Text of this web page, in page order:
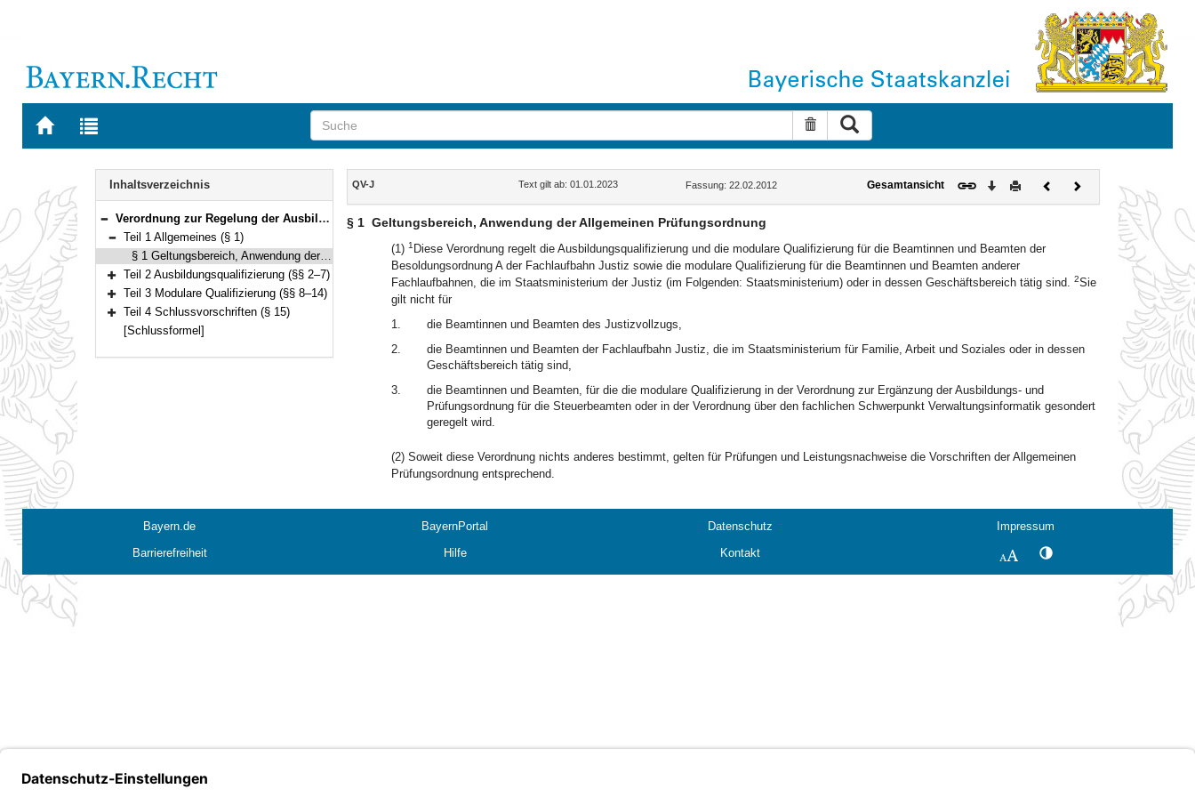
Zur
BAYERN.RECHT
Zur
letzten
Suche zurücksetzen
Navigation
Inhaltsverzeichnis
Bereich reduzieren
Verordnung zur Regelung der Ausbildungsqualifizierung und der modularen Qualifizierung in der Justiz (Qualifizierungsverordnung Justiz – QV-J) Vom 22. Februar 2012 (GVBl. S. 51) BayRS 2038-5-3-1-J (§§ 1–15)
Bereich reduzieren
Teil 1 Allgemeines (§ 1)
§ 1 Geltungsbereich, Anwendung der Allgemeinen Prüfungsordnung
Bereich erweitern
Teil 2 Ausbildungsqualifizierung (§§ 2–7)
Bereich erweitern
Teil 3 Modulare Qualifizierung (§§ 8–14)
Bereich erweitern
Teil 4 Schlussvorschriften (§ 15)
[Schlussformel]
Inhalt
QV-J Text gilt ab: 01.01.2023 Fassung: 22.02.2012 Gesamtansicht Download
DruckenVorherigesNächstes
Dokument
§ 1 Geltungsbereich, Anwendung der Allgemeinen Prüfungsordnung
(1) 1 Diese Verordnung regelt die Ausbildungsqualifizierung und die modulare Qualifizierung für die Beamtinnen und Beamten der
Besoldungsordnung A der Fachlaufbahn Justiz sowie die modulare Qualifizierung für die Beamtinnen und Beamten anderer
Fachlaufbahnen, die im Staatsministerium der Justiz (im Folgenden: Staatsministerium) oder in dessen Geschäftsbereich tätig sind. 2Sie
gilt nicht für
1.
die Beamtinnen und Beamten des Justizvollzugs,
2.
die Beamtinnen und Beamten der Fachlaufbahn Justiz, die im Staatsministerium für Familie, Arbeit und Soziales oder in dessen
Geschäftsbereich tätig sind,
3.
die Beamtinnen und Beamten, für die die modulare Qualifizierung in der Verordnung zur Ergänzung der Ausbildungs- und
Prüfungsordnung für die Steuerbeamten oder in der Verordnung über den fachlichen Schwerpunkt Verwaltungsinformatik gesondert
geregelt wird.
(2) Soweit diese Verordnung nichts anderes bestimmt, gelten für Prüfungen und Leistungsnachweise die Vorschriften der Allgemeinen
Prüfungsordnung entsprechend.
Bayern.de BayernPortal Datenschutz
Impressum
Barrierefreiheit
Hilfe Kontakt SchriftgrößeKontrastwechsel